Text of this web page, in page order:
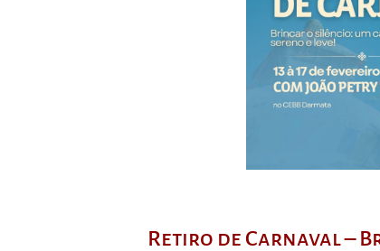
Retiro de Carnaval –